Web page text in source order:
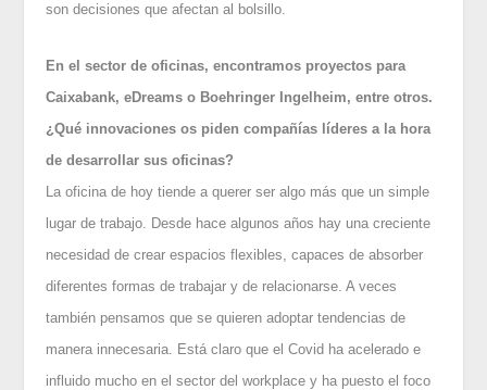
son decisiones que afectan al bolsillo.
En el sector de oficinas, encontramos proyectos para
Caixabank, eDreams o Boehringer Ingelheim, entre otros.
¿Qué innovaciones os piden compañías líderes a la hora
de desarrollar sus oficinas?
La oficina de hoy tiende a querer ser algo más que un simple
lugar de trabajo. Desde hace algunos años hay una creciente
necesidad de crear espacios flexibles, capaces de absorber
diferentes formas de trabajar y de relacionarse. A veces
también pensamos que se quieren adoptar tendencias de
manera innecesaria. Está claro que el Covid ha acelerado e
influido mucho en el sector del workplace y ha puesto el foco